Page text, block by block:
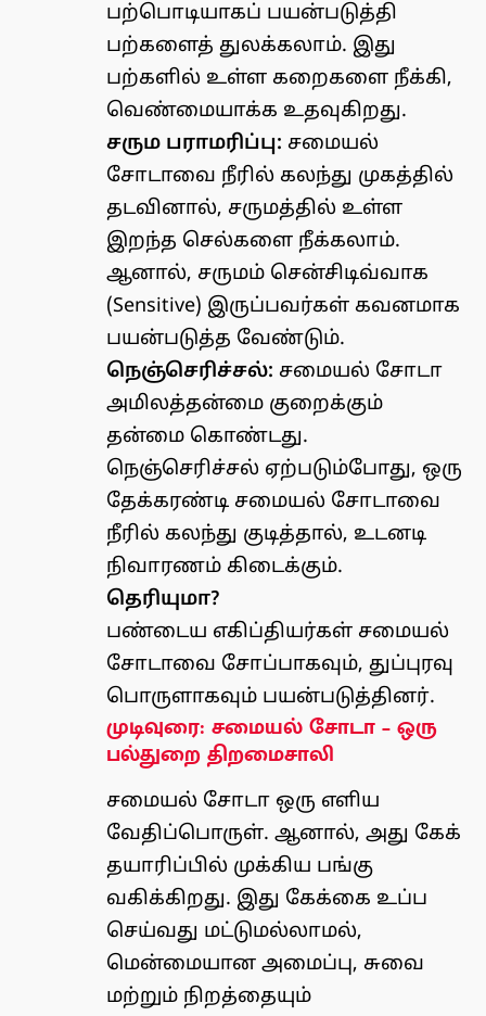
பற்பொடியாகப் பயன்படுத்தி
பற்களைத் துலக்கலாம். இது
பற்களில் உள்ள கறைகளை நீக்கி,
வெண்மையாக்க உதவுகிறது.
சரும பராமரிப்பு: சமையல்
சோடாவை நீரில் கலந்து முகத்தில்
தடவினால், சருமத்தில் உள்ள
இறந்த செல்களை நீக்கலாம்.
ஆனால், சருமம் சென்சிடிவ்வாக
(Sensitive) இருப்பவர்கள் கவனமாக
பயன்படுத்த வேண்டும்.
நெஞ்செரிச்சல்: சமையல் சோடா
அமிலத்தன்மை குறைக்கும்
தன்மை கொண்டது.
நெஞ்செரிச்சல் ஏற்படும்போது, ஒரு
தேக்கரண்டி சமையல் சோடாவை
நீரில் கலந்து குடித்தால், உடனடி
நிவாரணம் கிடைக்கும்.
தெரியுமா?
பண்டைய எகிப்தியர்கள் சமையல்
சோடாவை சோப்பாகவும், துப்புரவு
பொருளாகவும் பயன்படுத்தினர்.
முடிவுரை: சமையல் சோடா – ஒரு
பல்துறை திறமைசாலி
சமையல் சோடா ஒரு எளிய
வேதிப்பொருள். ஆனால், அது கேக்
தயாரிப்பில் முக்கிய பங்கு
வகிக்கிறது. இது கேக்கை உப்ப
செய்வது மட்டுமல்லாமல்,
மென்மையான அமைப்பு, சுவை
மற்றும் நிறத்தையும்